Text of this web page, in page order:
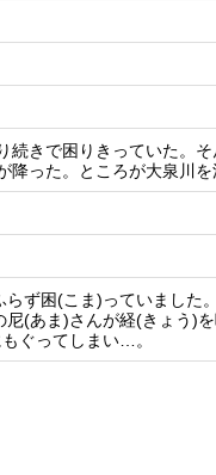
きで困りきっていた。
降った。ところが大泉川を
ず困(こま)っていました
(あま)さんが経(きょう)
ぐってしまい…。